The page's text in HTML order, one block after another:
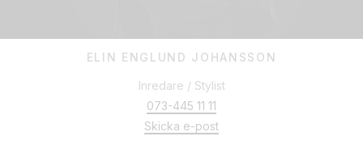
ELIN ENGLUND JOHANSSON
Inredare / Stylist
073-445 11 11
Skicka e-post